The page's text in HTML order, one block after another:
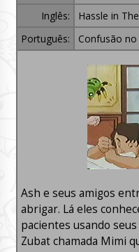
Inglês:
Hassle in
Português:
Confusão
Ash e seus amigos
abrigar. Lá eles
pacientes usando
Zubat chamada Mimi